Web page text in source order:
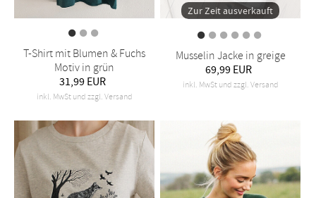
T-Shirt mit Blumen & Fuchs
Motiv in grün
31,99 EUR
inkl. MwSt und zzgl. Versand
Zur Zeit ausverkauft
Musselin Jacke in greige
69,99 EUR
inkl. MwSt und zzgl. Versand